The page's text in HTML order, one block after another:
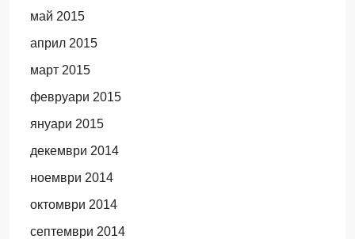
май 2015
април 2015
март 2015
февруари 2015
януари 2015
декември 2014
ноември 2014
октомври 2014
септември 2014